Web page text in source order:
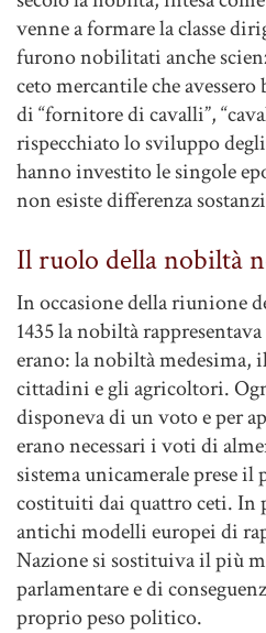
venne a formare la classe
furono nobilitati anche
ceto mercantile che
di “fornitore di cavalli”,
rispecchiato lo sviluppo
hanno investito le singole
non esiste differenza
Il ruolo della nobiltà
In occasione della riunione
1435 la nobiltà
erano: la nobiltà medesima,
cittadini e gli agricoltori.
disponeva di un voto e per
erano necessari i voti di
sistema unicamerale prese il
costituiti dai quattro ceti. In
antichi modelli europei di
Nazione si sostituiva il più
parlamentare e di
proprio peso politico.